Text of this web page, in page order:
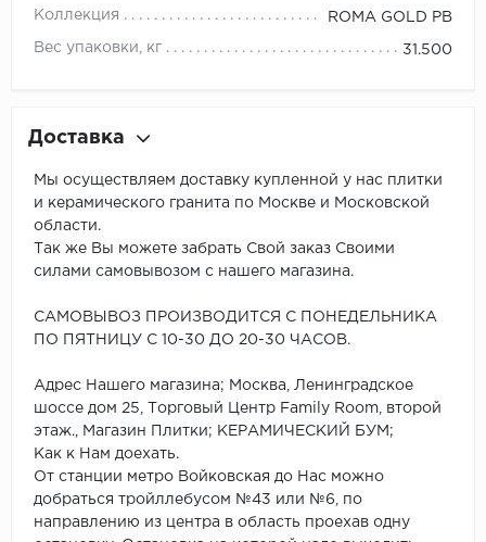
Коллекция ROMA GOLD PB
Вес упаковки, кг 31.500
Доставка
Мы осуществляем доставку купленной у нас плитки
и керамического гранита по Москве и Московской
области.
Так же Вы можете забрать Свой заказ Своими
силами самовывозом с нашего магазина.
САМОВЫВОЗ ПРОИЗВОДИТСЯ С ПОНЕДЕЛЬНИКА
ПО ПЯТНИЦУ С 10-30 ДО 20-30 ЧАСОВ.
Адрес Нашего магазина; Москва, Ленинградское
шоссе дом 25, Торговый Центр Family Room, второй
этаж., Магазин Плитки; КЕРАМИЧЕСКИЙ БУМ;
Как к Нам доехать.
От станции метро Войковская до Нас можно
добраться тройллебусом №43 или №6, по
направлению из центра в область проехав одну